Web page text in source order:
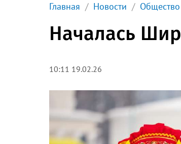
Главная Новости Общество
Началась
10:11 19.02.26